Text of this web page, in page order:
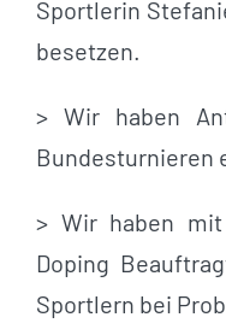
Sportlerin
besetzen.
> Wir haben
Bundesturnieren
> Wir haben
Doping
Sportlern bei